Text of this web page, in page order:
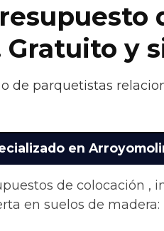
y
de parquetistas
en
de colocación
en suelos de madera: